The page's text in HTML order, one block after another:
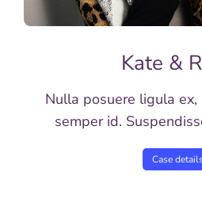
Kate &
Nulla posuere ligula
semper id.
Case